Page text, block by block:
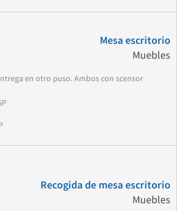
Mesa escritorio
Muebles
en otro puso. Ambos con scensor
Recogida de mesa escritorio
Muebles